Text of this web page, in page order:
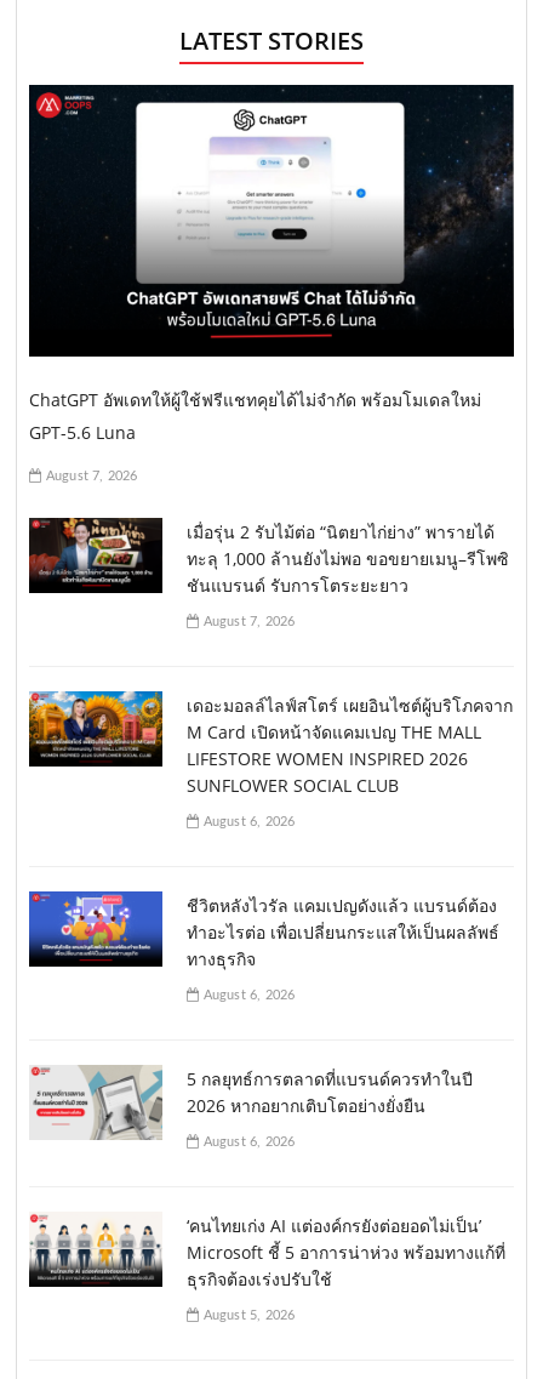
LATEST STORIES
ChatGPT อัพเดทให้ผู้ใช้ฟรีแชทคุยได้ไม่จำกัด พร้อมโมเดลใหม่
GPT-5.6 Luna
August 7, 2026
เมื่อรุ่น 2 รับไม้ต่อ “นิตยาไก่ย่าง” พารายได้
ทะลุ 1,000 ล้านยังไม่พอ ขอขยายเมนู–รีโพซิ
ชันแบรนด์ รับการโตระยะยาว
August 7, 2026
เดอะมอลล์ไลฟ์สโตร์ เผยอินไซต์ผู้บริโภคจาก
M Card เปิดหน้าจัดแคมเปญ THE MALL
LIFESTORE WOMEN INSPIRED 2026
SUNFLOWER SOCIAL CLUB
August 6, 2026
ชีวิตหลังไวรัล แคมเปญดังแล้ว แบรนด์ต้อง
ทำอะไรต่อ เพื่อเปลี่ยนกระแสให้เป็นผลลัพธ์
ทางธุรกิจ
August 6, 2026
5 กลยุทธ์การตลาดที่แบรนด์ควรทำในปี
2026 หากอยากเติบโตอย่างยั่งยืน
August 6, 2026
‘คนไทยเก่ง AI แต่องค์กรยังต่อยอดไม่เป็น’
Microsoft ชี้ 5 อาการน่าห่วง พร้อมทางแก้ที่
ธุรกิจต้องเร่งปรับใช้
August 5, 2026